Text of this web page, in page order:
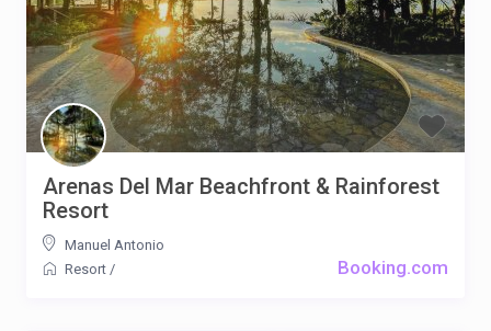
Booking.com
Arenas Del Mar Beachfront & Rainforest
Resort
Manuel Antonio
Resort /